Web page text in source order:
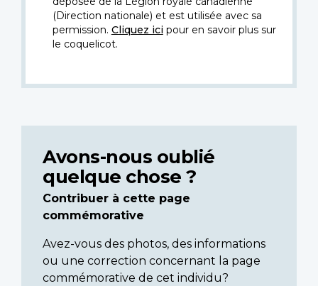
(Direction nationale) et est utilisée avec sa
permission. Cliquez icipour en savoir plus sur
le coquelicot.
Avons-nous oublié
quelque chose ?
Contribuer à cette page
commémorative
Avez-vous des photos, des informations
ou une correction concernant la page
commémorative de cet individu?